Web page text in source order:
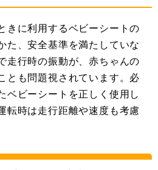
きに利用するベビーシートの
た、安全基準を満たしていな
走行時の振動が、赤ちゃんの
とも問題視されています。必
ベビーシートを正しく使用し
転時は走行距離や速度も考慮